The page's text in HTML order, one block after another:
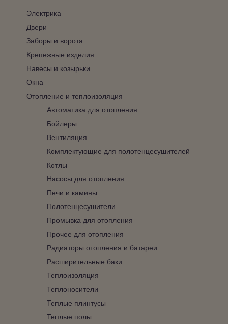
Электрика
Двери
Заборы и ворота
Крепежные изделия
Навесы и козырьки
Окна
Отопление и теплоизоляция
Автоматика для отопления
Бойлеры
Вентиляция
Комплектующие для полотенцесушителей
Котлы
Насосы для отопления
Печи и камины
Полотенцесушители
Промывка для отопления
Прочее для отопления
Радиаторы отопления и батареи
Расширительные баки
Теплоизоляция
Теплоносители
Теплые плинтусы
Теплые полы